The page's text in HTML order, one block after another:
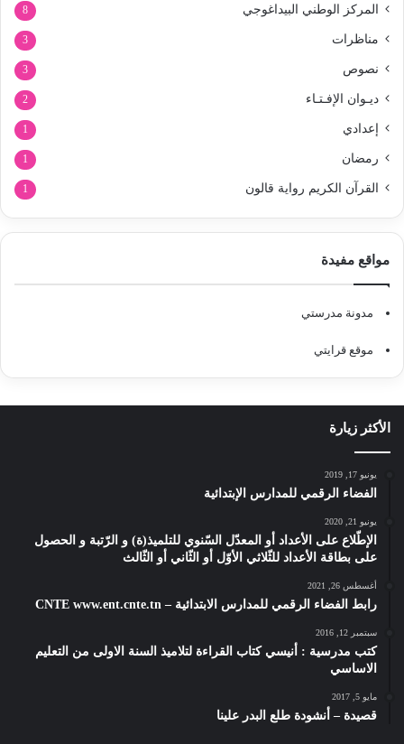
المركز الوطني البيداغوجي 8
مناظرات 3
نصوص 3
ديـوان الإفـتـاء 2
إعدادي 1
رمضان 1
القرآن الكريم رواية قالون 1
مواقع مفيدة
مدونة مدرستي
موقع قرايتي
الأكثر زيارة
يونيو 17, 2019
الفضاء الرقمي للمدارس الإبتدائية
يونيو 21, 2020
الإطّلاع على الأعداد أو المعدّل السّنوي للتلميذ(ة) و الرّتبة و الحصول
على بطاقة الأعداد للثّلاثي الأوّل أو الثّاني أو الثّالث
أغسطس 26, 2021
رابط الفضاء الرقمي للمدارس الابتدائية – CNTE www.ent.cnte.tn
سبتمبر 12, 2016
كتب مدرسية : أنيسي كتاب القراءة لتلاميذ السنة الاولى من التعليم
الاساسي
مايو 5, 2017
قصيدة – أنشودة طلع البدر علينا